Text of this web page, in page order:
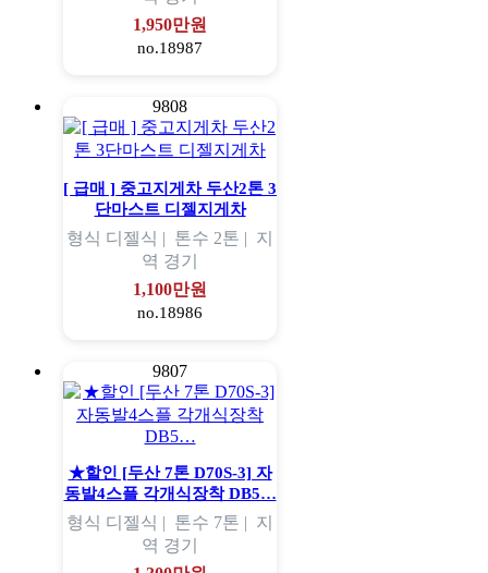
1,950만원
no.18987
9808
[ 급매 ] 중고지게차 두산2톤 3
단마스트 디젤지게차
형식 디젤식 | 톤수 2톤 | 지
역 경기
1,100만원
no.18986
9807
★할인 [두산 7톤 D70S-3] 자
동발4스플 각개식장착 DB5…
형식 디젤식 | 톤수 7톤 | 지
역 경기